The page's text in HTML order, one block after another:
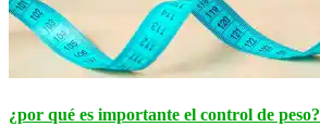
¿por qué es importante el control de peso?